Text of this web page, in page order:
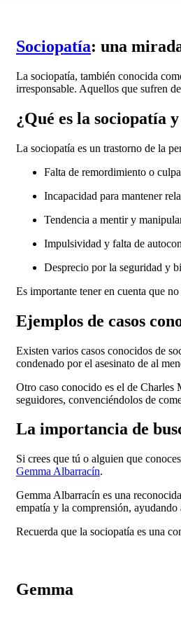
Sociopatía: una
La sociopatía, también conocida
irresponsable. Aquellos que sufren
¿Qué es la sociopatía
La sociopatía es un trastorno de la
Falta de remordimiento o
Incapacidad para mantener
Tendencia a mentir y
Impulsividad y falta de
Desprecio por la seguridad y
Es importante tener en cuenta que
Ejemplos de casos
Existen varios casos conocidos de
condenado por el asesinato de al
Otro caso conocido es el de Charles
seguidores, convenciéndolos de
La importancia de
Si crees que tú o alguien que
Gemma Albarracín.
Gemma Albarracín es una
empatía y la comprensión, ayudando
Recuerda que la sociopatía es una
Gemma